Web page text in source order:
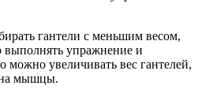
гантели с меньшим весом,
выполнять упражнение и
можно увеличивать вес гантелей,
на мышцы.